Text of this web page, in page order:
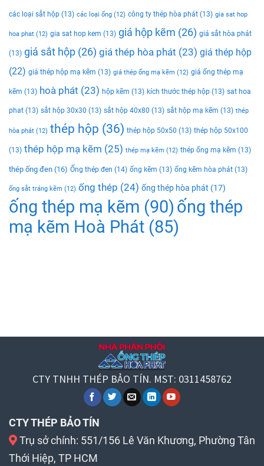
các loại sắt hộp (13) các loại ống (12) công ty thép hòa phát (13) gia sat hop
hoa phat (12) gia sat hop kem (13) giá hộp kẽm (26) giá sắt hòa phát
(13) giá sắt hộp (26) giá thép hòa phát (23) giá thép hộp
(22) giá thép hộp mạ kẽm (13) giá thép ống mạ kẽm (12) giá ống thép mạ
kẽm (13) hoà phát (23) hộp kẽm (13) kích thước thép hộp (13) sat hoa
phat (13) sắt hộp 30x30 (13) sắt hộp 40x80 (13) sắt hộp mạ kẽm (13) thép
hòa phát (12) thép hộp (36) thép hộp 50x50 (13) thép hộp 50x100
(13) thép hộp mạ kẽm (25) thép mạ kẽm (12) thép ống mạ kẽm (13)
thép ống đen (16) Ống thép đen (14) ống kẽm (13) ống kẽm hòa phát (13)
ống sắt tráng kẽm (12) ống thép (24) ống thép hòa phát (17)
ống thép mạ kẽm (90) ống thép
mạ kẽm Hoà Phát (85)
CTY TNHH THÉP BẢO TÍN. MST: 0311458762
CTY THÉP BẢO TÍN
Trụ sở chính: 551/156 Lê Văn Khương, Phường Tân
Thới Hiệp, TP HCM